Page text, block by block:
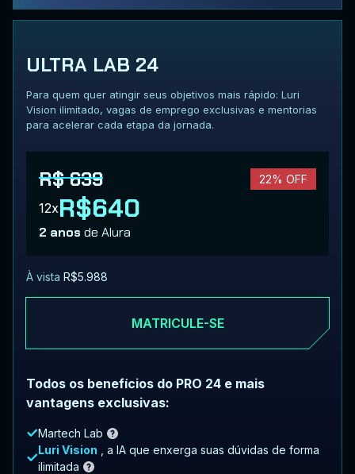
ULTRA LAB 24
Para quem quer atingir seus objetivos mais rápido: Luri
Vision ilimitado, vagas de emprego exclusivas e mentorias
para acelerar cada etapa da jornada.
R$ 639 22% OFF
12xR$640
2 anosde Alura
À vista R$5.988
MATRICULE-SE
Todos os benefícios do PRO 24 e mais
vantagens exclusivas:
Martech Lab
Luri Vision
, a IA que enxerga suas dúvidas de forma
ilimitada